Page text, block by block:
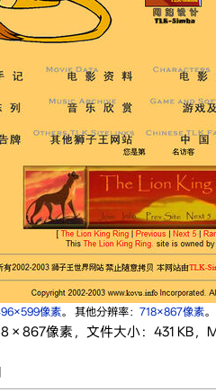
像素。 其他分辨率： 718×867像素。
× 867像素，文件大小：431 KB，